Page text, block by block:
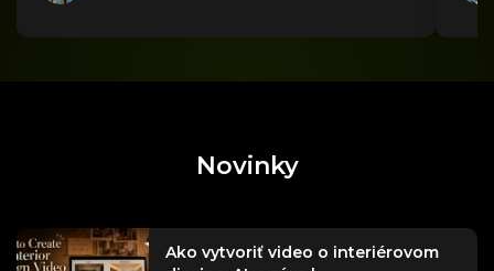
Novinky
Ako vytvoriť video o interiérovom